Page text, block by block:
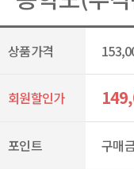
상품가격
회원할인가
포인트 구매